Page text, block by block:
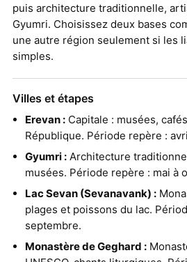
puis architecture traditionnelle,
Gyumri. Choisissez deux bases
une autre région seulement si les
simples.
Villes et étapes
Erevan :Capitale : musées,
République. Période repère :
Gyumri :Architecture
musées. Période repère : mai à
Lac Sevan (Sevanavank) :
plages et poissons du lac.
septembre.
Monastère de Geghard :